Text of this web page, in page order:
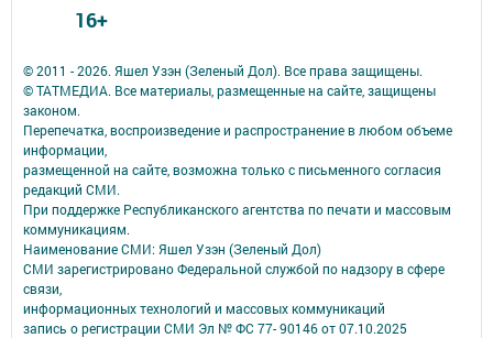
© 2011 - 2026. Яшел Узэн (Зеленый Дол). Все права защищены.
© ТАТМЕДИА. Все материалы, размещенные на сайте, защищены
законом.
Перепечатка, воспроизведение и распространение в любом объеме
информации,
размещенной на сайте, возможна только с письменного согласия
редакций СМИ.
При поддержке Республиканского агентства по печати и массовым
коммуникациям.
Наименование СМИ: Яшел Узэн (Зеленый Дол)
СМИ зарегистрировано Федеральной службой по надзору в сфере
связи,
информационных технологий и массовых коммуникаций
запись о регистрации СМИ Эл № ФС 77- 90146 от 07.10.2025
16+